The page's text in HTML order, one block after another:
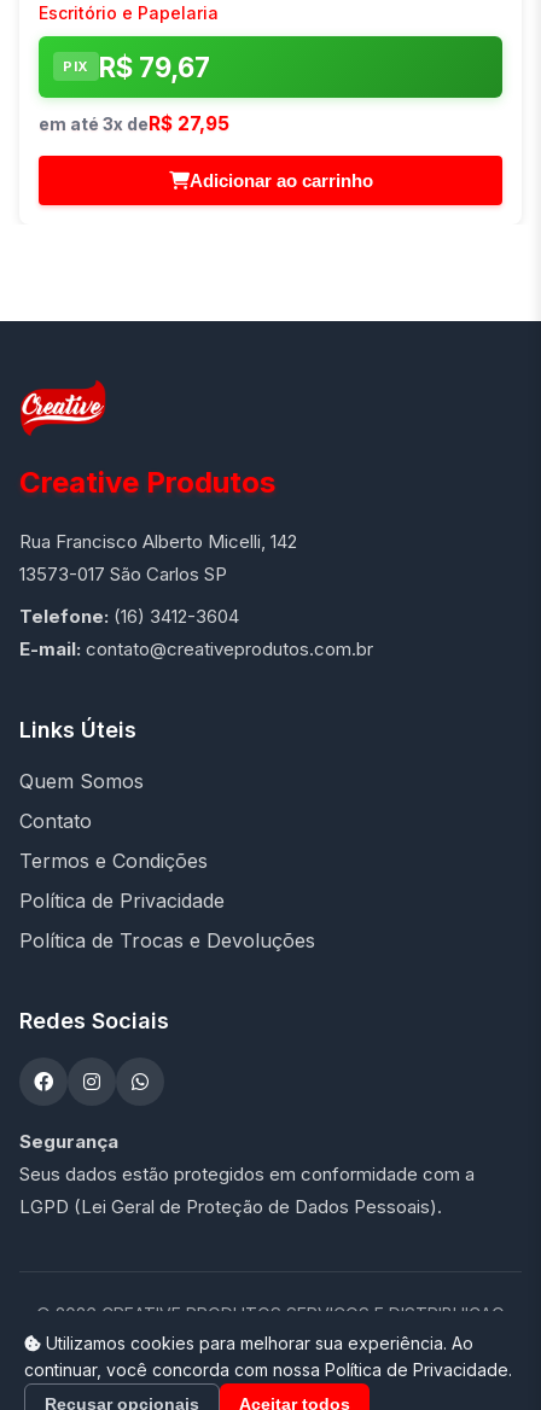
Escritório e Papelaria
PIX R$ 79,67
em até 3x deR$ 27,95
Adicionar ao carrinho
Creative Produtos
Rua Francisco Alberto Micelli, 142
13573-017 São Carlos SP
Telefone: (16) 3412-3604
E-mail: contato@creativeprodutos.com.br
Links Úteis
Quem Somos
Contato
Termos e Condições
Política de Privacidade
Política de Trocas e Devoluções
Redes Sociais
Segurança
Seus dados estão protegidos em conformidade com a
LGPD (Lei Geral de Proteção de Dados Pessoais).
© 2026 CREATIVE PRODUTOS SERVICOS E DISTRIBUICAO
LTDA - 47.273.900/0001-76. Todos os direitos reservados.
Loja completa desenvolvida por Promptor
Utilizamos cookies para melhorar sua experiência. Ao
continuar, você concorda com nossa Política de Privacidade.
Recusar opcionais Aceitar todos